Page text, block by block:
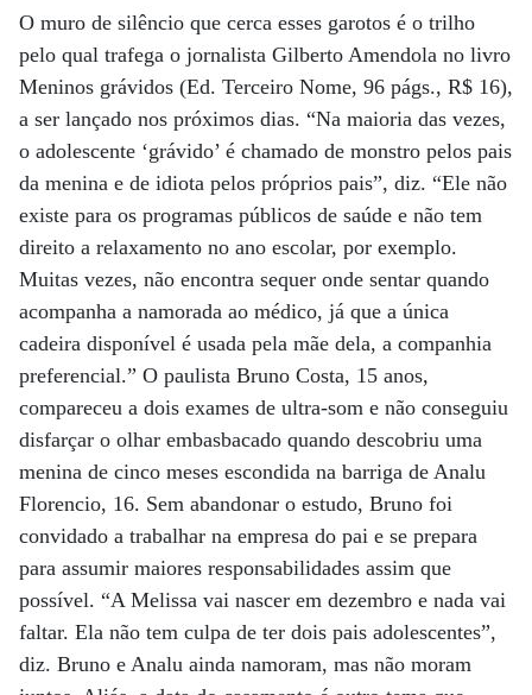
O muro de silêncio que cerca esses garotos é o trilho
pelo qual trafega o jornalista Gilberto Amendola no livro
Meninos grávidos (Ed. Terceiro Nome, 96 págs., R$ 16),
a ser lançado nos próximos dias. “Na maioria das vezes,
o adolescente ‘grávido’ é chamado de monstro pelos pais
da menina e de idiota pelos próprios pais”, diz. “Ele não
existe para os programas públicos de saúde e não tem
direito a relaxamento no ano escolar, por exemplo.
Muitas vezes, não encontra sequer onde sentar quando
acompanha a namorada ao médico, já que a única
cadeira disponível é usada pela mãe dela, a companhia
preferencial.” O paulista Bruno Costa, 15 anos,
compareceu a dois exames de ultra-som e não conseguiu
disfarçar o olhar embasbacado quando descobriu uma
menina de cinco meses escondida na barriga de Analu
Florencio, 16. Sem abandonar o estudo, Bruno foi
convidado a trabalhar na empresa do pai e se prepara
para assumir maiores responsabilidades assim que
possível. “A Melissa vai nascer em dezembro e nada vai
faltar. Ela não tem culpa de ter dois pais adolescentes”,
diz. Bruno e Analu ainda namoram, mas não moram